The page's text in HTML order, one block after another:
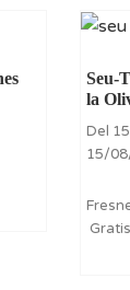
Seu-
la
Del
15/
Gratis